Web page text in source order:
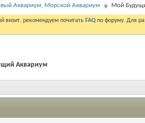
Аквариум, Морской Аквариум Мой
визит, рекомендуем почитать FAQ по форуму. Для
Аквариум